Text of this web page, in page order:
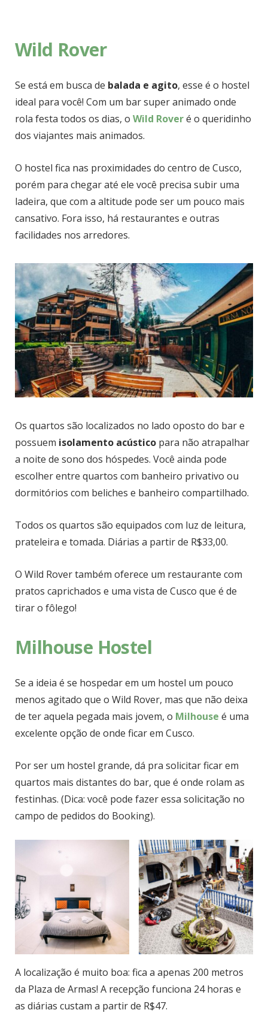
Wild Rover
Se está em busca de balada e agito, esse é o hostel
ideal para você! Com um bar super animado onde
rola festa todos os dias, o Wild Roveré o queridinho
dos viajantes mais animados.
O hostel fica nas proximidades do centro de Cusco,
porém para chegar até ele você precisa subir uma
ladeira, que com a altitude pode ser um pouco mais
cansativo. Fora isso, há restaurantes e outras
facilidades nos arredores.
Os quartos são localizados no lado oposto do bar e
possuem isolamento acústico para não atrapalhar
a noite de sono dos hóspedes. Você ainda pode
escolher entre quartos com banheiro privativo ou
dormitórios com beliches e banheiro compartilhado.
Todos os quartos são equipados com luz de leitura,
prateleira e tomada. Diárias a partir de R$33,00.
O Wild Rover também oferece um restaurante com
pratos caprichados e uma vista de Cusco que é de
tirar o fôlego!
Milhouse Hostel
Se a ideia é se hospedar em um hostel um pouco
menos agitado que o Wild Rover, mas que não deixa
de ter aquela pegada mais jovem, o Milhouse é uma
excelente opção de onde ficar em Cusco.
Por ser um hostel grande, dá pra solicitar ficar em
quartos mais distantes do bar, que é onde rolam as
festinhas. (Dica: você pode fazer essa solicitação no
campo de pedidos do Booking).
A localização é muito boa: fica a apenas 200 metros
da Plaza de Armas! A recepção funciona 24 horas e
as diárias custam a partir de R$47.